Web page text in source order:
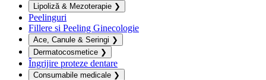
Lipoliză & Mezoterapie ❯
Peelinguri
Fillere si Peeling Ginecologie
Ace, Canule & Seringi ❯
Dermatocosmetice ❯
Îngrijire proteze dentare
Consumabile medicale ❯